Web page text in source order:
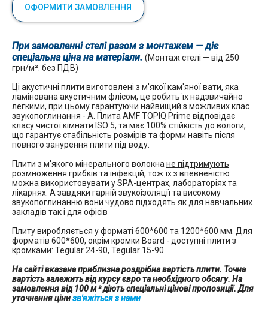
ОФОРМИТИ ЗАМОВЛЕННЯ
При замовленні стелі разом з монтажем — діє
спеціальна ціна на матеріали. (Монтаж стелі — від 250
грн/м². без ПДВ)
Ці акустичні плити виготовлені з м'якої кам'яної вати, яка
ламінована акустичним флісом, це робить їх надзвичайно
легкими, при цьому гарантуючи найвищий з можливих клас
звукопоглинання - А. Плита AMF TOPIQ Prime відповідає
класу чистої кімнати ISO 5, та має 100% стійкість до вологи,
що гарантує стабільність розмірів та форми навіть після
повного занурення плити під воду.
Плити з м'якого мінерального волокнане підтримують
розмноження грибків та інфекцій, тож їх з впевненістю
можна використовувати у SPA-центрах, лабораторіях та
лікарнях. А завдяки гарній звукоізоляції та високому
звукопоглинанню вони чудово підходять як для навчальних
закладів так і для офісів
Плиту виробляється у форматі 600*600 та 1200*600 мм. Для
форматів 600*600, окрім кромки Board - доступні плити з
кромками: Tegular 24-90, Tegular 15-90.
На сайті вказана приблизна роздрібна вартість плити. Точна
вартість залежить від курсу євро та необхідного обсягу. На
замовлення від 100 м ² діють спеціальні цінові пропозиції. Для
уточнення цінизв'яжіться з нами